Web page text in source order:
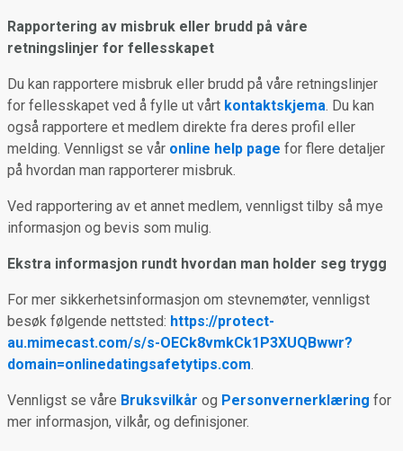
Rapportering av misbruk eller brudd på våre
retningslinjer for fellesskapet
Du kan rapportere misbruk eller brudd på våre retningslinjer
for fellesskapet ved å fylle ut vårt kontaktskjema. Du kan
også rapportere et medlem direkte fra deres profil eller
melding. Vennligst se vår online help page for flere detaljer
på hvordan man rapporterer misbruk.
Ved rapportering av et annet medlem, vennligst tilby så mye
informasjon og bevis som mulig.
Ekstra informasjon rundt hvordan man holder seg trygg
For mer sikkerhetsinformasjon om stevnemøter, vennligst
besøk følgende nettsted: https://protect-
au.mimecast.com/s/s-OECk8vmkCk1P3XUQBwwr?
domain=onlinedatingsafetytips.com.
Vennligst se våre Bruksvilkår og Personvernerklæring for
mer informasjon, vilkår, og definisjoner.